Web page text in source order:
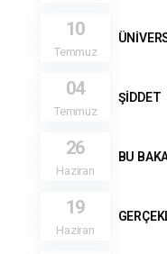
10
Temmuz
04
Temmuz
ŞİDDET
26
Haziran
BU
19
Haziran